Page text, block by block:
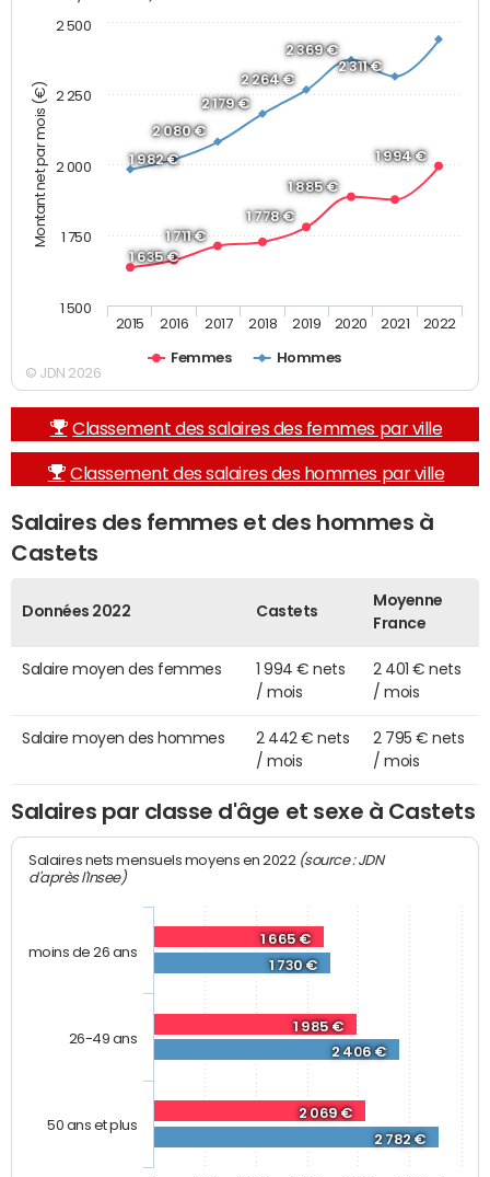
Montant net par mois (€)
1 635 €
1 711 €
1 778 €
1 885 €
1 994 €
1 982 €
2 080 €
2 179 €
2 264 €
2 369 €
2 311 €
Femmes Hommes
2015 2016 2017 2018 2019 2020 2021 2022
1 500
1 750
2 000
2 250
2 500
© JDN 2026
Classement des salaires des femmes par ville
Classement des salaires des hommes par ville
Salaires des femmes et des hommes à
Castets
Données 2022 Castets
Moyenne
France
Salaire moyen des femmes
1 994 € nets
/ mois
2 401 € nets
/ mois
Salaire moyen des hommes
2 442 € nets
/ mois
2 795 € nets
/ mois
Salaires par classe d'âge et sexe à Castets
Salaires nets mensuels moyens en 2022 (source : JDN
d'après l'Insee)
1 665 €
1 985 €
2 069 €
1 730 €
2 406 €
2 782 €
moins de 26 ans
26-49 ans
50 ans et plus